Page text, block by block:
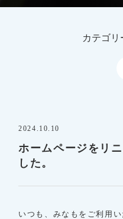
Tel.0943-76-
カ
2024.10.10
ホームページをリ
した。
いつも、みなもをご利用